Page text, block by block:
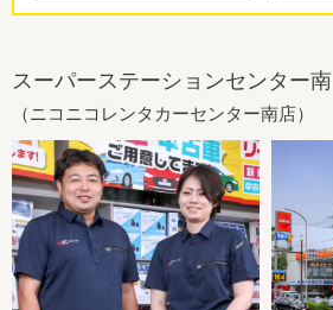
スーパーステーションセンター南
（ニコニコレンタカーセンター南店）